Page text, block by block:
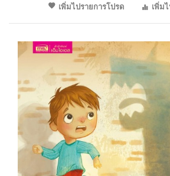
เพิ่มไปรายการโปรด
เพิ่ม